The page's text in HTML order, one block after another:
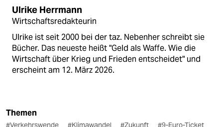
Ulrike Herrmann
Wirtschaftsredakteurin
Ulrike ist seit 2000 bei der taz. Nebenher schreibt sie
Bücher. Das neueste heißt "Geld als Waffe. Wie die
Wirtschaft über Krieg und Frieden entscheidet" und
erscheint am 12. März 2026.
Themen
#Verkehrswende #Klimawandel #Zukunft
#9-Euro-Ticket